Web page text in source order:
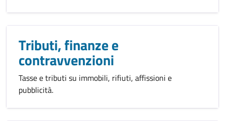
Tributi, finanze e
contravvenzioni
Tasse e tributi su immobili, rifiuti, affissioni e
pubblicità.